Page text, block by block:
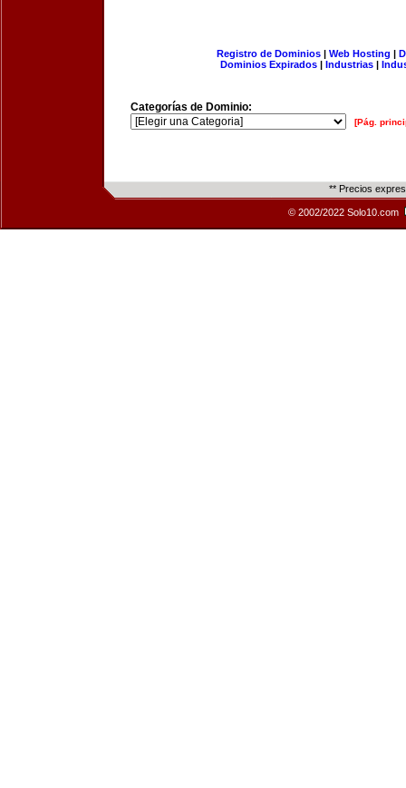
Registro de Dominios| Web Hosting |
Dominios Expirados | Industrias |
Categorías de Dominio:
[Pág.
** Precios
© 2002/2022 Solo10.com